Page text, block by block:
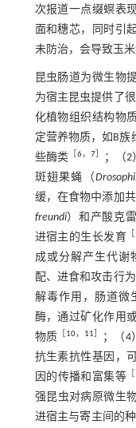
次报道一点缀螟表
面和穗芯，同时引
未防治，会导致玉
昆虫肠道为微生物
为宿主昆虫提供了
化植物组织结构物
定营养物质，如B
些酶类
6， 7］
；（
斑翅果蝇（
缓，在食物中添加
freundi）和产酸克
进宿主的生长发育
成或分解产生代谢
配、进食和攻击行
解毒作用，肠道微
酶，通过矿化作用
物质［ 10， 11
；（4
抗生素抗性基因，
因的传播和富集等
强昆虫对病原微生
进宿主与寄主间的